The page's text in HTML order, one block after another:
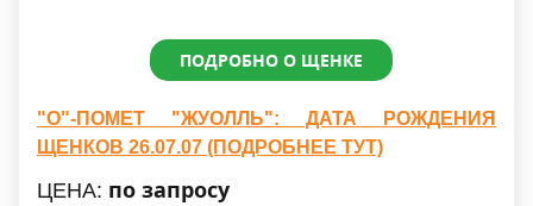
ПОДРОБНО О ЩЕНКЕ
"О"-ПОМЕТ "ЖУОЛЛЬ": ДАТА РОЖДЕНИЯ
ЩЕНКОВ 26.07.07 (ПОДРОБНЕЕ ТУТ)
ЦЕНА: по запросу